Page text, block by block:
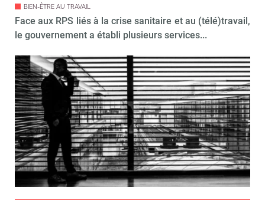
BIEN-ÊTRE AU TRAVAIL
Face aux RPS liés à la crise sanitaire et au (télé)travail,
le gouvernement a établi plusieurs services...